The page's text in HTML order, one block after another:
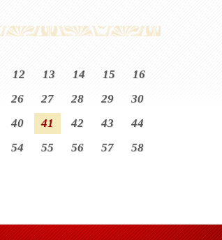
12 13 14 15
16
26 27 28 29
30
40 41 42 43
44
54 55 56 57
58